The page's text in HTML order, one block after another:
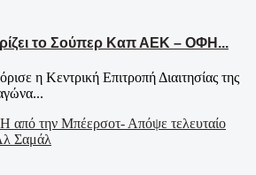
το Σούπερ Καπ ΑΕΚ – ΟΦΗ...
η Κεντρική Επιτροπή Διαιτησίας της